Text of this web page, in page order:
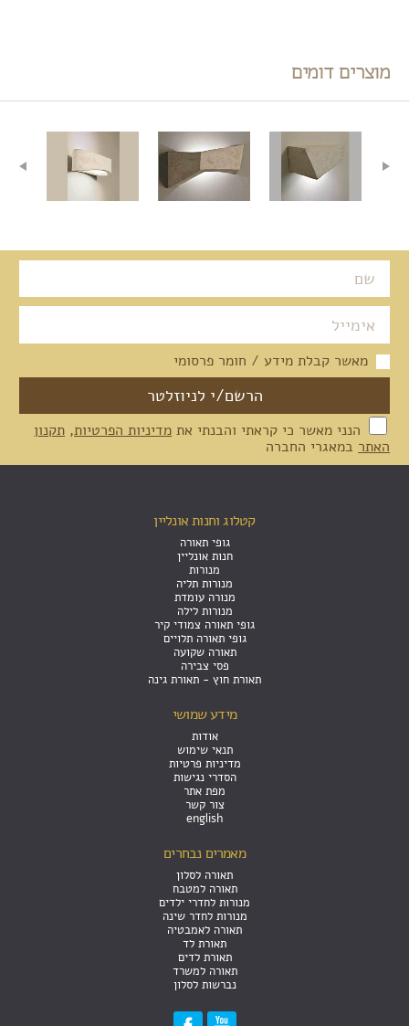
מוצרים דומים
מאשר קבלת מידע / חומר פרסומי
הנני מאשר כי קראתי והבנתי את מדיניות הפרטיות, תקנון
האתר במאגרי החברה
קטלוג וחנות אונליין
גופי תאורה
חנות אונליין
מנורות
מנורות תליה
מנורה עומדת
מנורות לילה
גופי תאורה צמודי קיר
גופי תאורה תלויים
תאורה שקועה
פסי צבירה
תאורת חוץ - תאורת גינה
מידע שמושי
אודות
תנאי שימוש
מדיניות פרטיות
הסדרי נגישות
מפת אתר
צור קשר
english
מאמרים נבחרים
תאורה לסלון
תאורה למטבח
מנורות לחדרי ילדים
מנורות לחדר שינה
תאורה לאמבטיה
תאורת לד
תאורת לדים
תאורה למשרד
נברשות לסלון